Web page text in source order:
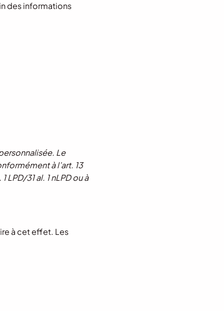
des informations
Le
à l’art. 13
LPD/31 al. 1 nLPD ou à
à cet effet. Les